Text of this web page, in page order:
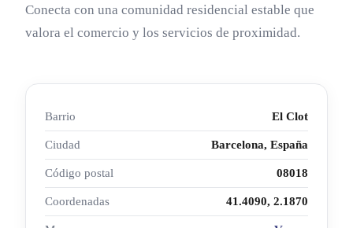
Conecta con una comunidad residencial estable que
valora el comercio y los servicios de proximidad.
Barrio El Clot
Ciudad Barcelona, España
Código postal 08018
Coordenadas 41.4090, 2.1870